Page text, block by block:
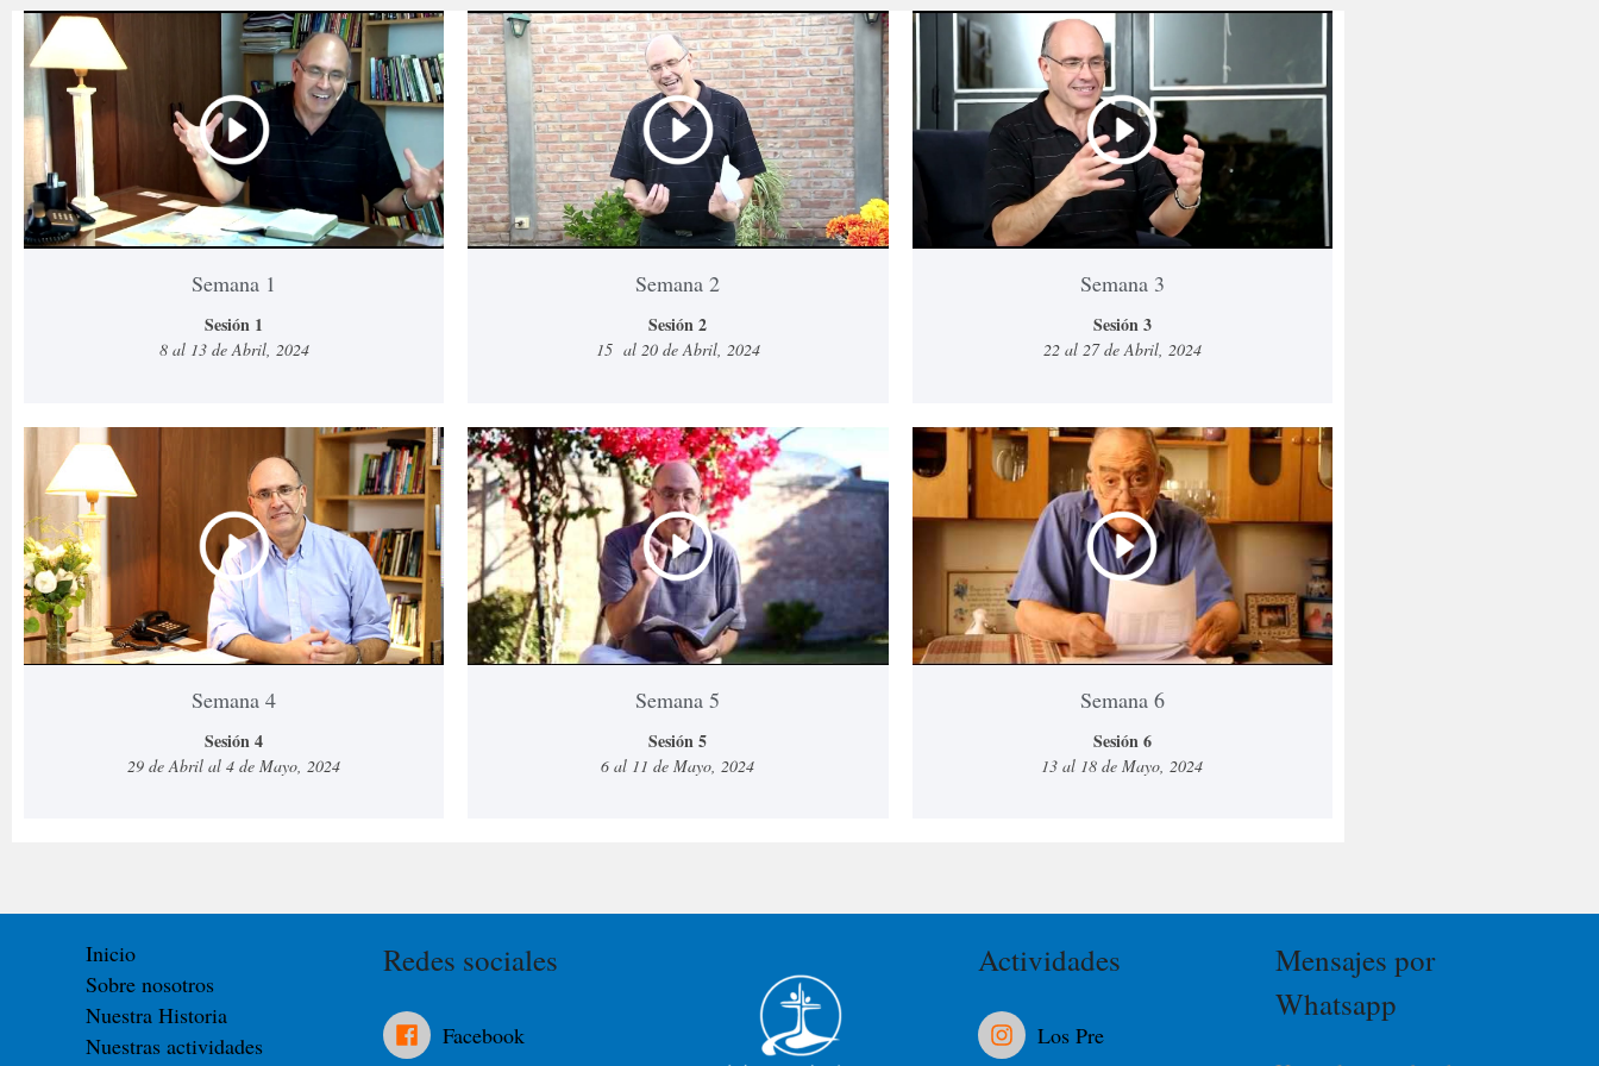
Semana 1
Sesión 1
8 al 13 de Abril, 2024
Semana 2
Sesión 2
15 al 20 de Abril, 2024
Semana 3
Sesión 3
22 al 27 de Abril, 2024
Semana 4
Sesión 4
29 de Abril al 4 de Mayo, 2024
Semana 5
Sesión 5
6 al 11 de Mayo, 2024
Semana 6
Sesión 6
13 al 18 de Mayo, 2024
Inicio
Sobre nosotros
Nuestra Historia
Nuestras actividades
Redes sociales
Facebook
Actividades
Los Pre
Mensajes por
Whatsapp